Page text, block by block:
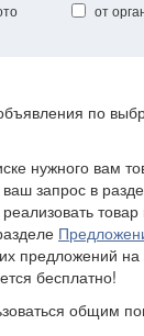
от
по
нужного вам
запрос в
предложений
бесплатно!
общим